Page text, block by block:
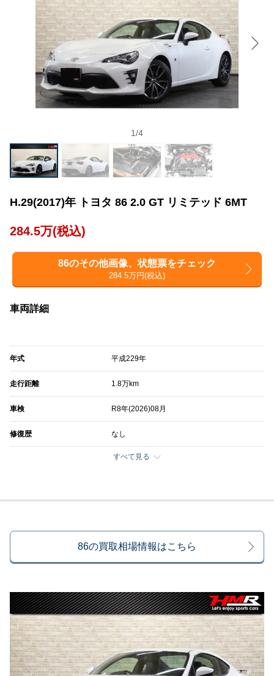
1/4
H.29(2017)年 トヨタ 86 2.0 GT リミテッド 6MT
284.5万(税込)
86のその他画像、状態票をチェック
284.5万円(税込)
車両詳細
年式 平成229年
走行距離 1.8万km
車検 R8年(2026)08月
修復歴 なし
すべて見る
86の買取相場情報はこちら